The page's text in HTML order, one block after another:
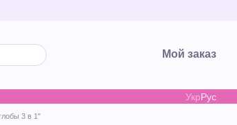
Мой заказ
УкрРус
3 в 1"